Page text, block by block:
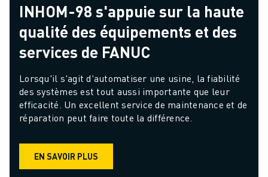
INHOM-98 s'appuie sur la haute
qualité des équipements et des
services de FANUC
Lorsqu'il s'agit d'automatiser une usine, la fiabilité
des systèmes est tout aussi importante que leur
efficacité. Un excellent service de maintenance et de
réparation peut faire toute la différence.
EN SAVOIR PLUS